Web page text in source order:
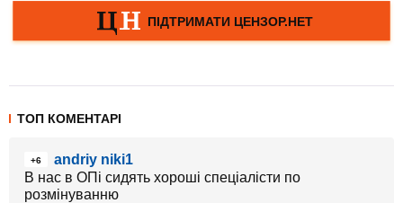
ТОП КОМЕНТАРІ
+6
andriy niki1
В нас в ОПі сидять хороші спеціалісти по
розмінуванню